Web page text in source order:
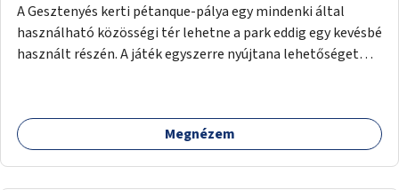
A Gesztenyés kerti pétanque-pálya egy mindenki által
használható közösségi tér lehetne a park eddig egy kevésbé
használt részén. A játék egyszerre nyújtana lehetőséget
autizmussal vagy demenciával élő emberek számára is.
Megnézem